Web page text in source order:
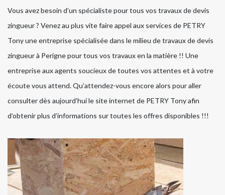
Vous avez besoin d’un spécialiste pour tous vos travaux de devis
zingueur ? Venez au plus vite faire appel aux services de PETRY
Tony une entreprise spécialisée dans le milieu de travaux de devis
zingueur à Perigne pour tous vos travaux en la matière !! Une
entreprise aux agents soucieux de toutes vos attentes et à votre
écoute vous attend. Qu’attendez-vous encore alors pour aller
consulter dès aujourd’hui le site internet de PETRY Tony afin
d’obtenir plus d’informations sur toutes les offres disponibles !!!